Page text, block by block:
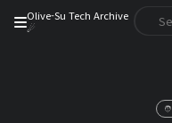
Olive-Su Tech Archive
☄︎